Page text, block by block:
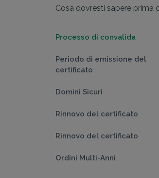
Cosa dovresti sapere prima
Processo di convalida
Periodo di emissione del
certificato
Domini Sicuri
Rinnovo del certificato
Rinnovo del certificato
Ordini Multi-Anni